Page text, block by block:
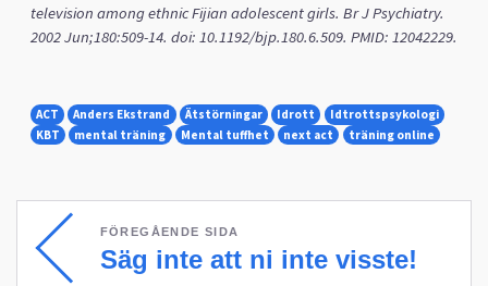
television among ethnic Fijian adolescent girls. Br J Psychiatry.
2002 Jun;180:509-14. doi: 10.1192/bjp.180.6.509. PMID: 12042229.
ACT Anders Ekstrand Ätstörningar Idrott
Idtrottspsykologi
KBT
mental träning Mental tuffhet next act träning online
FÖREGÅENDE SIDA
Säg inte att ni inte visste!